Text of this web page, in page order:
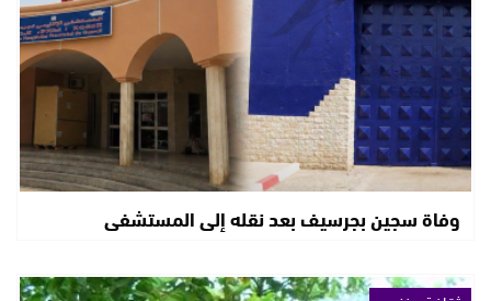
وفاة سجين بجرسيف بعد نقله إلى المستشفى